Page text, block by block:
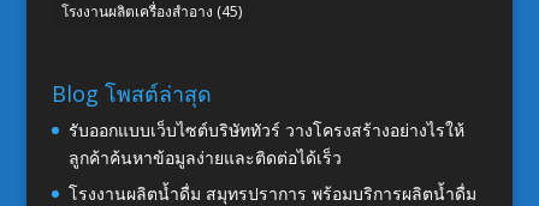
โรงงานผลิตเครื่องสำอาง (45)
Blog โพสต์ล่าสุด
รับออกแบบเว็บไซต์บริษัททัวร์ วางโครงสร้างอย่างไรให้
ลูกค้าค้นหาข้อมูลง่ายและติดต่อได้เร็ว
โรงงานผลิตน้ำดื่ม สมุทรปราการ พร้อมบริการผลิตน้ำดื่ม